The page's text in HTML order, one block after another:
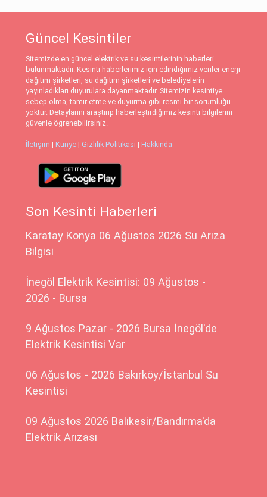
Güncel Kesintiler
Sitemizde en güncel elektrik ve su kesintilerinin haberleri
bulunmaktadır. Kesinti haberlerimiz için edindiğimiz veriler enerji
dağıtım şirketleri, su dağıtım şirketleri ve belediyelerin
yayınladıkları duyurulara dayanmaktadır. Sitemizin kesintiye
sebep olma, tamir etme ve duyurma gibi resmi bir sorumluğu
yoktur. Detaylarını araştırıp haberleştirdiğimiz kesinti bilgilerini
güvenle öğrenebilirsiniz.
İletişim | Künye | Gizlilik Politikası | Hakkında
Son Kesinti Haberleri
Karatay Konya 06 Ağustos 2026 Su Arıza
Bilgisi
İnegöl Elektrik Kesintisi: 09 Ağustos -
2026 - Bursa
9 Ağustos Pazar - 2026 Bursa İnegöl'de
Elektrik Kesintisi Var
06 Ağustos - 2026 Bakırköy/İstanbul Su
Kesintisi
09 Ağustos 2026 Balıkesir/Bandırma'da
Elektrik Arızası